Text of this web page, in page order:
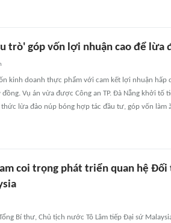
trò' góp vốn lợi nhuận cao để lừa
kinh doanh thực phẩm với cam kết lợi nhuận hấp
Vụ án vừa được Công an TP. Đà Nẵng khởi tố
lừa đảo núp bóng hợp tác đầu tư, góp vốn làm
coi trọng phát triển quan hệ
Bí thư, Chủ tịch nước Tô Lâm tiếp Đại sứ